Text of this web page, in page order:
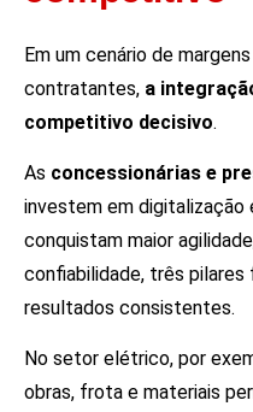
Em um cenário de
contratantes, a
competitivo decisivo.
As concessionárias e
investem em digitalização
conquistam maior
confiabilidade, três pilares
resultados consistentes.
No setor elétrico, por
obras, frota e materiais